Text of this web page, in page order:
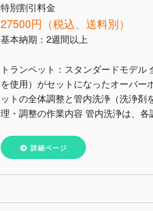
特別割引料金
27500円（税込、送料別）
基本納期：2週間以上
トランペット：スタンダードモデル
を使用）がセットになったオーバー
ットの全体調整と管内洗浄（洗浄剤
理・調整の作業内容 管内洗浄は、各
詳細ページ